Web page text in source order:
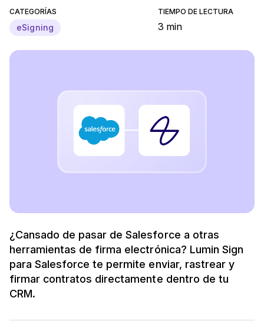
CATEGORÍAS
eSigning
TIEMPO DE LECTURA
3 min
¿Cansado de pasar de Salesforce a otras
herramientas de firma electrónica? Lumin Sign
para Salesforce te permite enviar, rastrear y
firmar contratos directamente dentro de tu
CRM.